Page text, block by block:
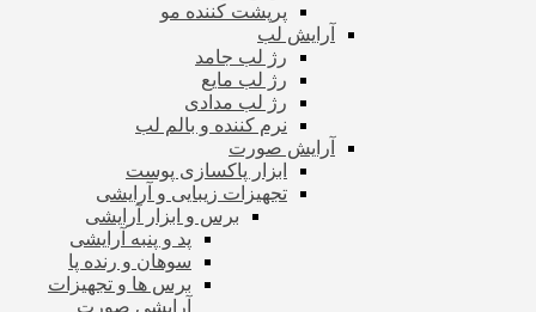
پرپشت کننده مو
آرایش لب
رژ لب جامد
رژ لب مایع
رژ لب مدادی
نرم کننده و بالم لب
آرایش صورت
ابزار پاکسازی پوست
تجهیزات زیبایی و آرایشی
برس و ابزار آرایشی
پد و پنبه آرایشی
سوهان و رنده پا
برس ها و تجهیزات
آرایشی صورت